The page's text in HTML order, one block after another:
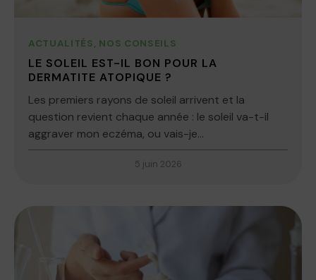
ACTUALITÉS, NOS CONSEILS
LE SOLEIL EST-IL BON POUR LA
DERMATITE ATOPIQUE ?
Les premiers rayons de soleil arrivent et la
question revient chaque année : le soleil va-t-il
aggraver mon eczéma, ou vais-je...
5 juin 2026